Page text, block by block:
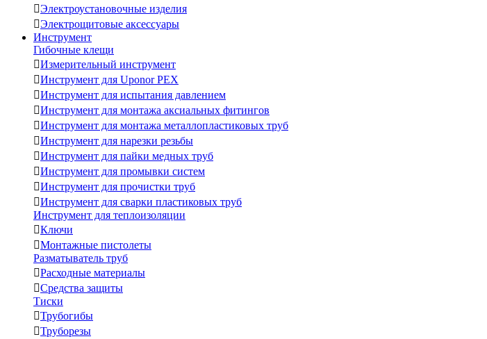
Электроустановочные изделия
Электрощитовые аксессуары
Инструмент
Гибочные клещи
Измерительный инструмент
Инструмент для Uponor PEX
Инструмент для испытания давлением
Инструмент для монтажа аксиальных фитингов
Инструмент для монтажа металлопластиковых труб
Инструмент для нарезки резьбы
Инструмент для пайки медных труб
Инструмент для промывки систем
Инструмент для прочистки труб
Инструмент для сварки пластиковых труб
Инструмент для теплоизоляции
Ключи
Монтажные пистолеты
Разматыватель труб
Расходные материалы
Средства защиты
Тиски
Трубогибы
Труборезы